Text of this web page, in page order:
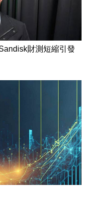
財測短縮引發